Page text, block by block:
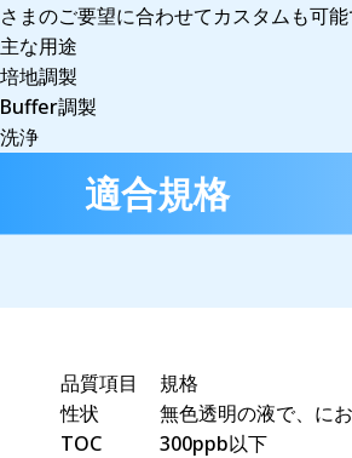
さまのご要望に合わせてカスタムも可能
主な用途
培地調製
Buffer調製
洗浄
適合規格
品質項目
規格
性状
無色透明の液で、に
TOC
300ppb以下